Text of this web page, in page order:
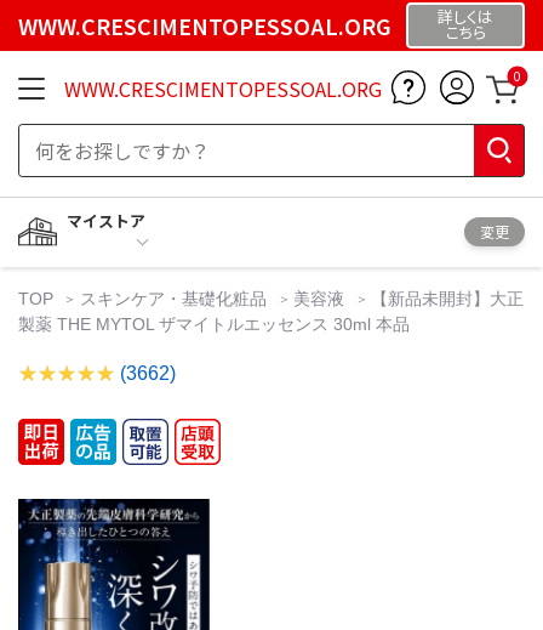
WWW.CRESCIMENTOPESSOAL.ORG 詳しくは
こちら
WWW.CRESCIMENTOPESSOAL.ORG 0
マイストア
変更
TOP スキンケア・基礎化粧品 美容液
【新品未開封】大正
製薬 THE MYTOL ザマイトルエッセンス 30ml 本品
(3662)